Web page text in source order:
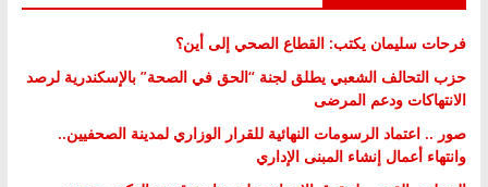
فرحات سليمان يكتب: القطاع الصحي إلى أين؟
حزب التحالف الشعبي يطلق لجنة “الحق في الصحة” بالإسكندرية لرصد
الانتهاكات ودعم المرضى
صور .. اعتماد الرسومات النهائية للقرار الوزاري لمدينة الصحفيين..
وانتهاء أعمال إنشاء المبنى الإداري